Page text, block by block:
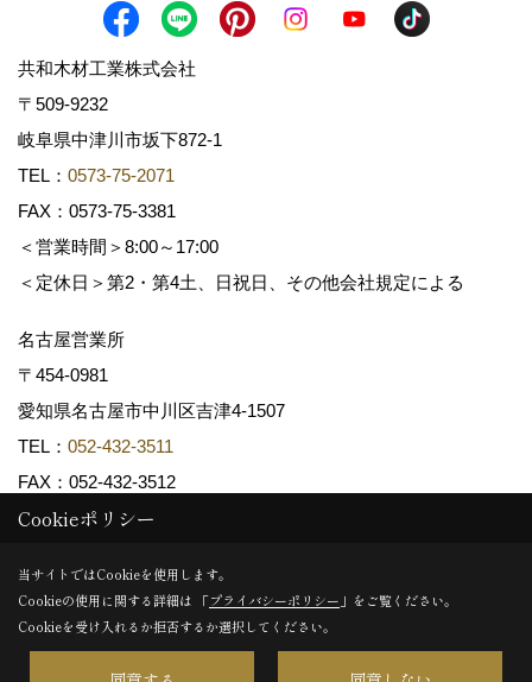
共和木材工業株式会社
〒509-9232
岐阜県中津川市坂下872‐1
TEL： 0573-75-2071
FAX：0573-75-3381
＜営業時間＞8:00～17:00
＜定休日＞第2・第4土、日祝日、その他会社規定による
名古屋営業所
〒454-0981
愛知県名古屋市中川区吉津4-1507
TEL： 052-432-3511
FAX：052-432-3512
Copyright (c) 共和木材工業株式会社. All Rights Reserved.
Produced byゴデスクリエイト
Cookieポリシー
当サイトではCookieを使用します。
Cookieの使用に関する詳細は 「プライバシーポリシー 」をご覧ください。
Cookieを受け入れるか拒否するか選択してください。